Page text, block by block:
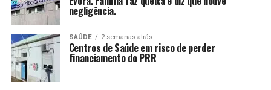
negligência.
SAÚDE 2 semanas atrás
Centros de Saúde em risco de perder
financiamento do PRR